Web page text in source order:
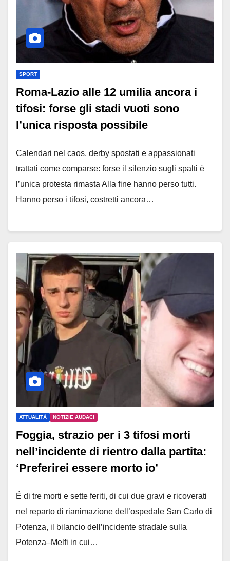
SPORT
Roma-Lazio alle 12 umilia ancora i
tifosi: forse gli stadi vuoti sono
l’unica risposta possibile
Calendari nel caos, derby spostati e appassionati
trattati come comparse: forse il silenzio sugli spalti è
l’unica protesta rimasta Alla fine hanno perso tutti.
Hanno perso i tifosi, costretti ancora…
ATTUALITÀ NOTIZIE AUDACI
Foggia, strazio per i 3 tifosi morti
nell’incidente di rientro dalla partita:
‘Preferirei essere morto io’
É di tre morti e sette feriti, di cui due gravi e ricoverati
nel reparto di rianimazione dell’ospedale San Carlo di
Potenza, il bilancio dell’incidente stradale sulla
Potenza–Melfi in cui…